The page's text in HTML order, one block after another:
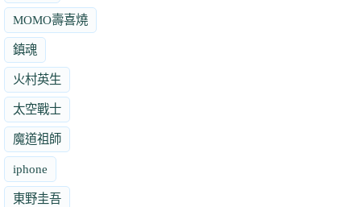
MOMO壽喜燒
鎮魂
火村英生
太空戰士
魔道祖師
iphone
東野圭吾